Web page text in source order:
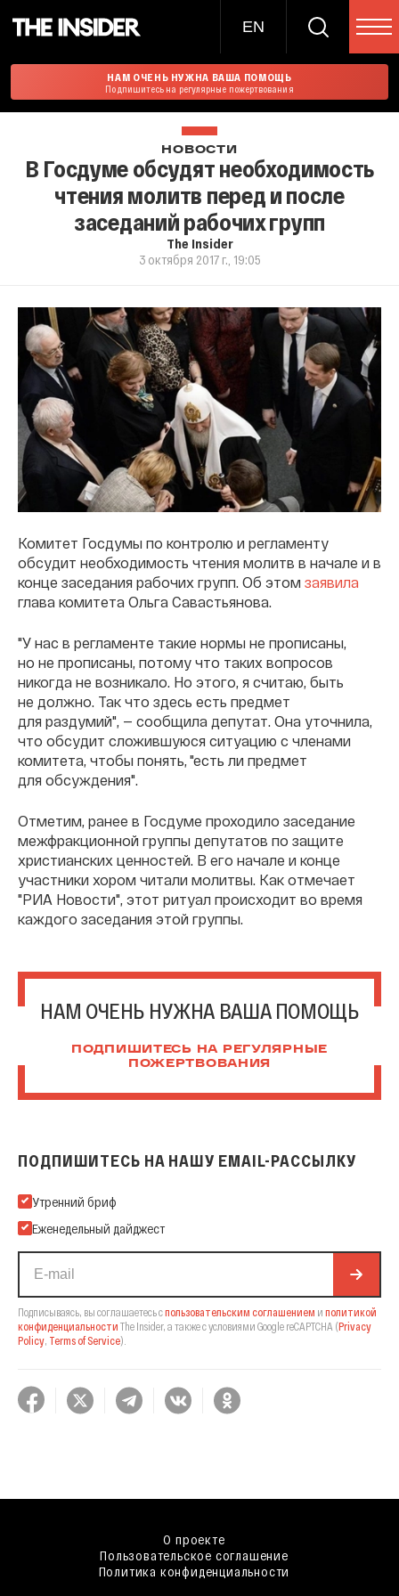
EN
НАМ ОЧЕНЬ НУЖНА ВАША ПОМОЩЬ
Подпишитесь на регулярные пожертвования
НОВОСТИ
В Госдуме обсудят необходимость
чтения молитв перед и после
заседаний рабочих групп
The Insider
3 октября 2017 г., 19:05
Комитет Госдумы по контролю и регламенту
обсудит необходимость чтения молитв в начале и в
конце заседания рабочих групп. Об этом заявила
глава комитета Ольга Савастьянова.
"У нас в регламенте такие нормы не прописаны,
но не прописаны, потому что таких вопросов
никогда не возникало. Но этого, я считаю, быть
не должно. Так что здесь есть предмет
для раздумий", — сообщила депутат. Она уточнила,
что обсудит сложившуюся ситуацию с членами
комитета, чтобы понять, "есть ли предмет
для обсуждения".
Отметим, ранее в Госдуме проходило заседание
межфракционной группы депутатов по защите
христианских ценностей. В его начале и конце
участники хором читали молитвы. Как отмечает
"РИА Новости", этот ритуал происходит во время
каждого заседания этой группы.
НАМ ОЧЕНЬ НУЖНА ВАША ПОМОЩЬ
ПОДПИШИТЕСЬ НА РЕГУЛЯРНЫЕ
ПОЖЕРТВОВАНИЯ
ПОДПИШИТЕСЬ НА НАШУ EMAIL-РАССЫЛКУ
Подпишитесь на нашу Email-рассылку
Утренний бриф
Еженедельный дайджест
Подписываясь, вы соглашаетесь спользовательским соглашением и политикой
конфиденциальности The Insider, а также с условиями Google reCAPTCHA (Privacy
Policy Terms of Service).
О проекте
Пользовательское соглашение
Политика конфиденциальности